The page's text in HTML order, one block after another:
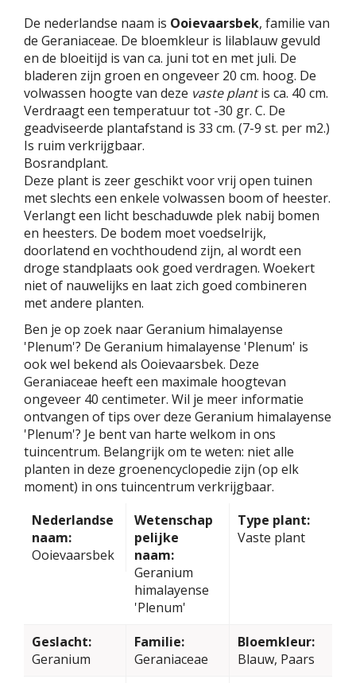
De nederlandse naam is Ooievaarsbek, familie van
de Geraniaceae. De bloemkleur is lilablauw gevuld
en de bloeitijd is van ca. juni tot en met juli. De
bladeren zijn groen en ongeveer 20 cm. hoog. De
volwassen hoogte van deze vaste plantis ca. 40 cm.
Verdraagt een temperatuur tot -30 gr. C. De
geadviseerde plantafstand is 33 cm. (7-9 st. per m2.)
Is ruim verkrijgbaar.
Bosrandplant.
Deze plant is zeer geschikt voor vrij open tuinen
met slechts een enkele volwassen boom of heester.
Verlangt een licht beschaduwde plek nabij bomen
en heesters. De bodem moet voedselrijk,
doorlatend en vochthoudend zijn, al wordt een
droge standplaats ook goed verdragen. Woekert
niet of nauwelijks en laat zich goed combineren
met andere planten.
Ben je op zoek naar Geranium himalayense
'Plenum'? De Geranium himalayense 'Plenum' is
ook wel bekend als Ooievaarsbek. Deze
Geraniaceae heeft een maximale hoogtevan
ongeveer 40 centimeter. Wil je meer informatie
ontvangen of tips over deze Geranium himalayense
'Plenum'? Je bent van harte welkom in ons
tuincentrum. Belangrijk om te weten: niet alle
planten in deze groenencyclopedie zijn (op elk
moment) in ons tuincentrum verkrijgbaar.
Nederlandse
naam:
Ooievaarsbek
Wetenschap
pelijke
naam:
Geranium
himalayense
'Plenum'
Type plant:
Vaste plant
Geslacht:
Geranium
Familie:
Geraniaceae
Bloemkleur:
Blauw, Paars